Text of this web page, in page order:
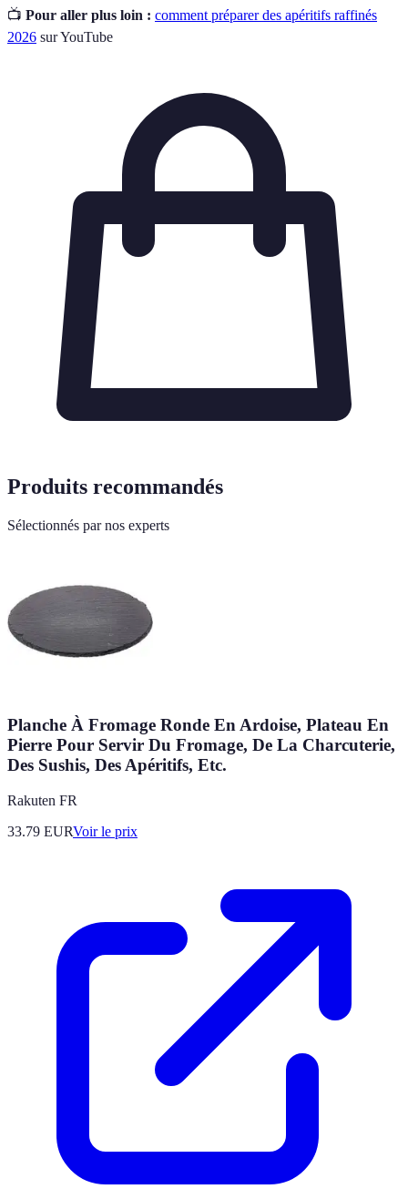
📺 Pour aller plus loin : comment préparer des apéritifs raffinés
2026 sur YouTube
Produits recommandés
Sélectionnés par nos experts
Planche À Fromage Ronde En Ardoise, Plateau En
Pierre Pour Servir Du Fromage, De La Charcuterie,
Des Sushis, Des Apéritifs, Etc.
Rakuten FR
33.79 EURVoir le prix